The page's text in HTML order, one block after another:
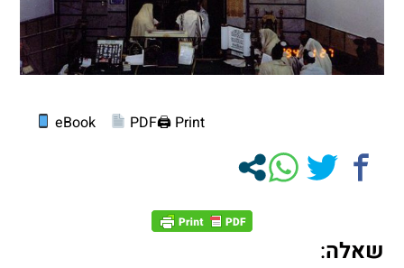
Print 🖨
PDF
eBook
שאלה: